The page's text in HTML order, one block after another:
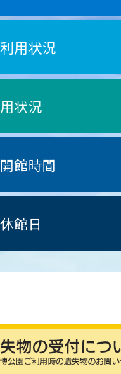
用状況
状況
館時間
館日